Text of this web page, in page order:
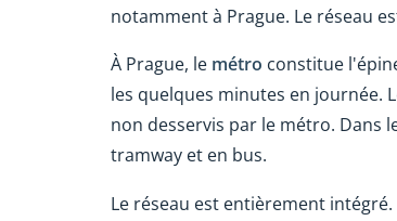
notamment à Prague. Le réseau
À Prague, le métro constitue
les quelques minutes en journée.
non desservis par le métro. Dans
tramway et en bus.
Le réseau est entièrement